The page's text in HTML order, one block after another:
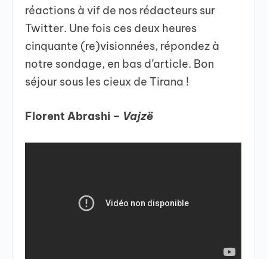
réactions à vif de nos rédacteurs sur
Twitter. Une fois ces deux heures
cinquante (re)visionnées, répondez à
notre sondage, en bas d’article. Bon
séjour sous les cieux de Tirana !
Florent Abrashi – Vajzë